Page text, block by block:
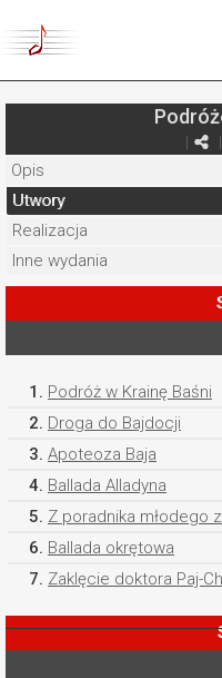
Opis
Utwory
Realizacja
Inne wydania
1. Podróż w Krainę Baśni
2. Droga do Bajdocji
3. Apoteoza Baja
4. Ballada Alladyna
5. Z poradnika młodego
6. Ballada okrętowa
7. Zaklęcie doktora Paj-